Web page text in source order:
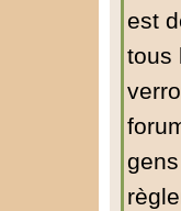
est
tous